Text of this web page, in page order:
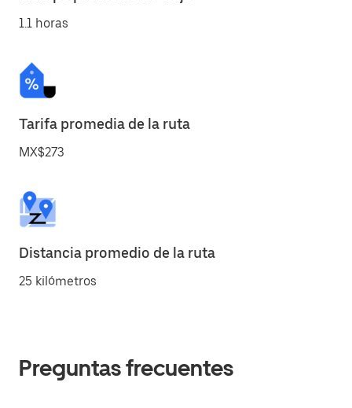
1.1 horas
Tarifa promedia de la ruta
MX$273
Distancia promedio de la ruta
25 kilómetros
Preguntas frecuentes